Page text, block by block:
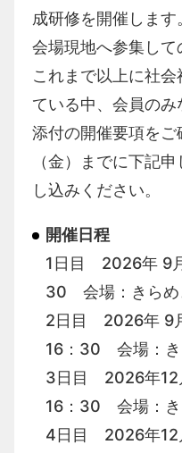
成研修を開催しま
会場現地へ参集して
これまで以上に社
ている中、会員のみ
添付の開催要項を
（金）までに下記
し込みください。
開催日程
1日目 2026年 9
30 会場：きらめ
2日目 2026年 9
16：30 会場：き
3日目 2026年12
16：30 会場：き
4日目 2026年12